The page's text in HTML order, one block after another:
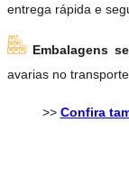
entrega rápida e
Embalagens
avarias no transporte.
>> Confira